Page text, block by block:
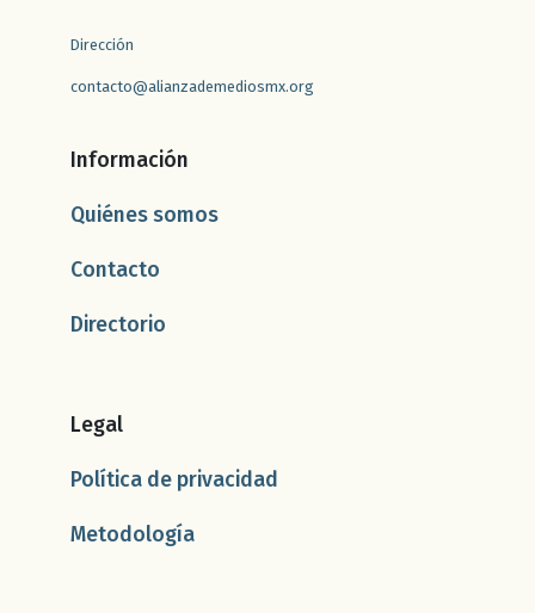
Dirección
contacto@alianzademediosmx.org
Información
Quiénes somos
Contacto
Directorio
Legal
Política de privacidad
Metodología